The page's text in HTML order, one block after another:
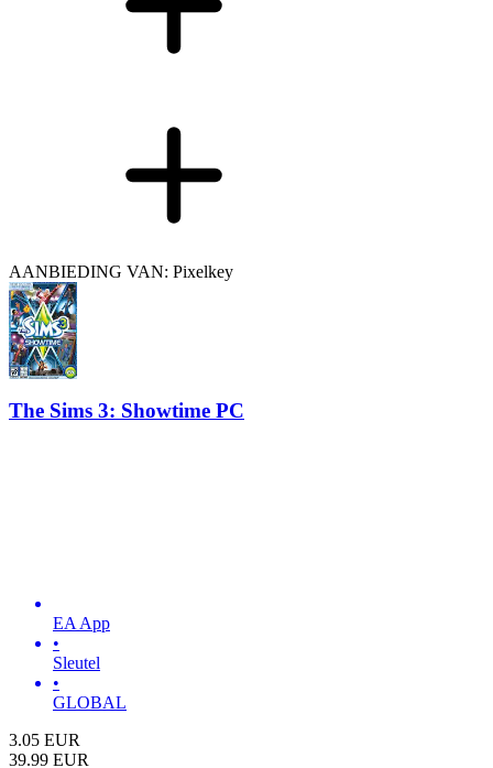
AANBIEDING VAN: Pixelkey
The Sims 3: Showtime PC
EA App
•
Sleutel
•
GLOBAL
3.05 EUR
39.99 EUR